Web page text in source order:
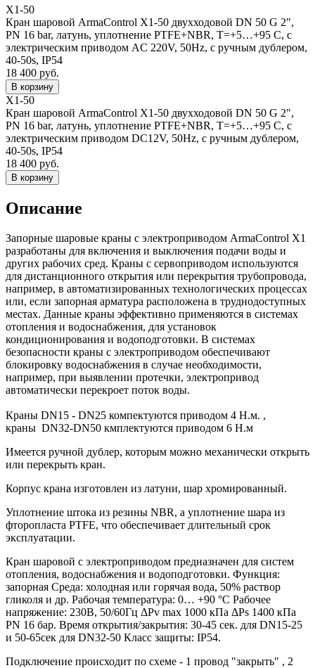
X1-50
Кран шаровой ArmaControl X1-50 двухходовой DN 50 G 2",
PN 16 bar, латунь, уплотнение PTFE+NBR, T=+5…+95 C, с
электрическим приводом AC 220V, 50Hz, с ручным дублером,
40-50s, IP54
18 400 руб.
X1-50
Кран шаровой ArmaControl X1-50 двухходовой DN 50 G 2",
PN 16 bar, латунь, уплотнение PTFE+NBR, T=+5…+95 C, с
электрическим приводом DC12V, 50Hz, с ручным дублером,
40-50s, IP54
18 400 руб.
Описание
Запорные шаровые краны с электроприводом ArmaControl X1
разработаны для включения и выключения подачи воды и
других рабочих сред. Краны с сервоприводом используются
для дистанционного открытия или перекрытия трубопровода,
например, в автоматизированных технологических процессах
или, если запорная арматура расположена в труднодоступных
местах. Данные краны эффективно применяются в системах
отопления и водоснабжения, для установок
кондиционирования и водоподготовки. В системах
безопасности краны с электроприводом обеспечивают
блокировку водоснабжения в случае необходимости,
например, при выявлении протечки, электропривод
автоматически перекроет поток воды.
Краны DN15 - DN25 компектуются приводом 4 Н.м. ,
краны DN32-DN50 кмплектуются приводом 6 Н.м
Имеется ручной дублер, которым можно механически открыть
или перекрыть кран.
Корпус крана изготовлен из латуни, шар хромированный.
Уплотнение штока из резины NBR, а уплотнение шара из
фторопласта PTFE, что обеспечивает длительный срок
эксплуатации.
Кран шаровой с электроприводом предназначен для систем
отопления, водоснабжения и водоподготовки. Функция:
запорная Среда: холодная или горячая вода, 50% раствор
гликоля и др. Рабочая температура: 0… +90 °С Рабочее
напряжение: 230В, 50/60Гц ΔPv max 1000 кПа ΔPs 1400 кПа
PN 16 бар. Время открытия/закрытия: 30-45 сек. для DN15-25
и 50-65сек для DN32-50 Класс защиты: IP54.
Подключение происходит по схеме - 1 провод "закрыть" , 2